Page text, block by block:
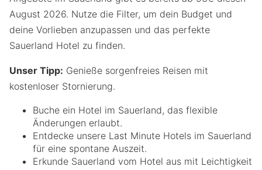
August 2026. Nutze die Filter, um dein Budget und
deine Vorlieben anzupassen und das perfekte
Sauerland Hotel zu finden.
Unser Tipp: Genieße sorgenfreies Reisen mit
kostenloser Stornierung.
Buche ein Hotel im Sauerland, das flexible
Änderungen erlaubt.
Entdecke unsere Last Minute Hotels im Sauerland
für eine spontane Auszeit.
Erkunde Sauerland vom Hotel aus mit Leichtigkeit